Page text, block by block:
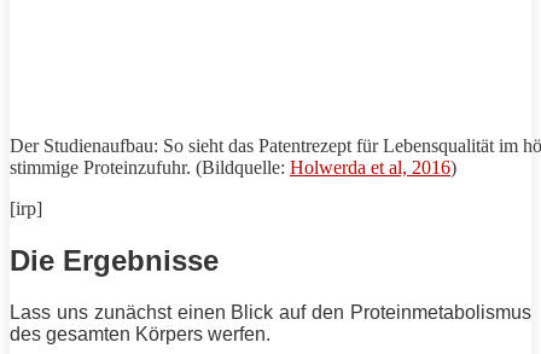
Der Studienaufbau: So sieht das Patentrezept für Lebensqualität im
stimmige Proteinzufuhr. (Bildquelle: Holwerda et al, 2016)
[irp]
Die Ergebnisse
Lass uns zunächst einen Blick auf den Proteinmetabolismus
des gesamten Körpers werfen.